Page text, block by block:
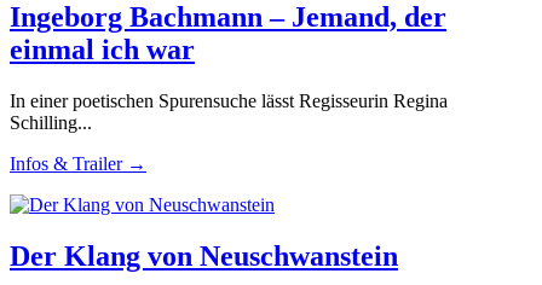
Ingeborg Bachmann – Jemand, der
einmal ich war
In einer poetischen Spurensuche lässt Regisseurin Regina
Schilling...
Infos & Trailer →
Der Klang von Neuschwanstein